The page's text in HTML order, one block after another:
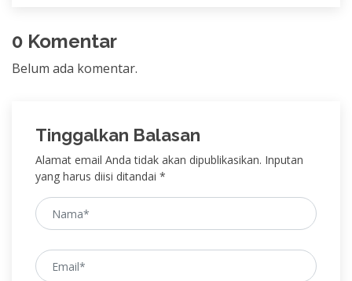
0 Komentar
Belum ada komentar.
Tinggalkan Balasan
Alamat email Anda tidak akan dipublikasikan. Inputan
yang harus diisi ditandai *